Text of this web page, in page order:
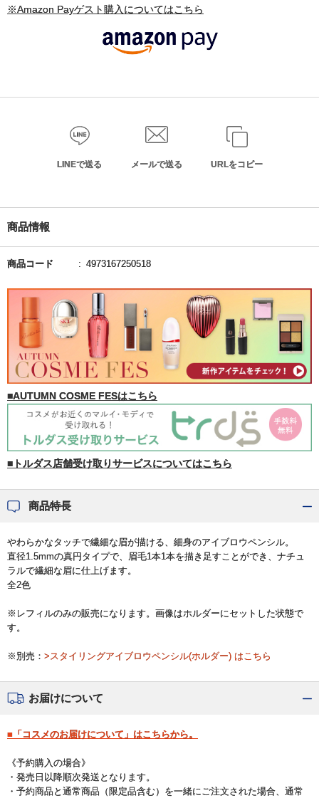
※Amazon Payゲスト購入についてはこちら
LINEで送る メールで送る URLをコピー
商品情報
商品コード 4973167250518
■AUTUMN COSME FESはこちら
■トルダス店舗受け取りサービスについてはこちら
商品特長
やわらかなタッチで繊細な眉が描ける、細身のアイブロウペンシル。
直径1.5mmの真円タイプで、眉毛1本1本を描き足すことができ、ナチュ
ラルで繊細な眉に仕上げます。
全2色
※レフィルのみの販売になります。画像はホルダーにセットした状態で
す。
※別売： >スタイリングアイブロウペンシル(ホルダー) はこちら
お届けについて
■「コスメのお届けについて」はこちらから。
《予約購入の場合》
・発売日以降順次発送となります。
・予約商品と通常商品（限定品含む）を一緒にご注文された場合、通常